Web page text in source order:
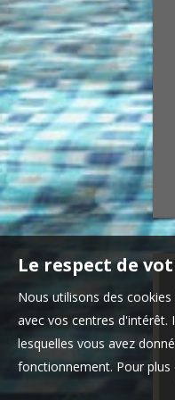
Le respect de
Nous utilisons des
avec vos centres d'intérêt.
lesquelles vous avez
fonctionnement. Pour